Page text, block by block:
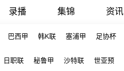
录播 集锦 资讯
巴西甲 韩K联 塞浦甲 足协杯
日职联 秘鲁甲 沙特联 世亚预